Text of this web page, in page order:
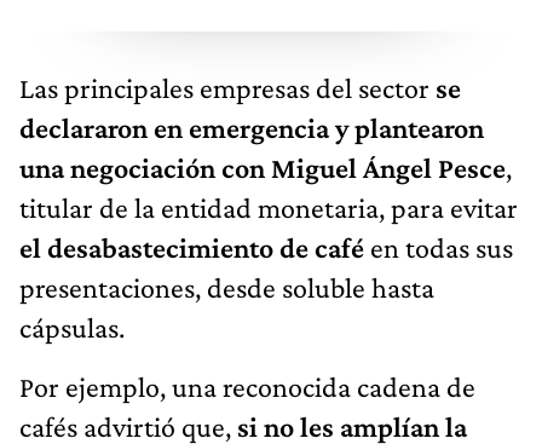
Las principales empresas del sector se
declararon en emergencia y plantearon
una negociación con Miguel Ángel Pesce,
titular de la entidad monetaria, para evitar
el desabastecimiento de café en todas sus
presentaciones, desde soluble hasta
cápsulas.
Por ejemplo, una reconocida cadena de
cafés advirtió que, si no les amplían la